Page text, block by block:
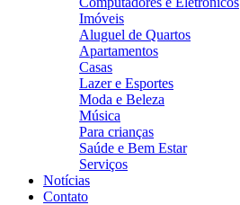
Imóveis
Aluguel de Quartos
Apartamentos
Casas
Lazer e Esportes
Moda e Beleza
Música
Para crianças
Saúde e Bem Estar
Serviços
Notícias
Contato